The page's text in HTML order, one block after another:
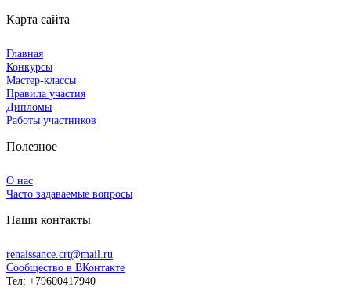
Карта сайта
Главная
Конкурсы
Мастер-классы
Правила участия
Дипломы
Работы участников
Полезное
О нас
Часто задаваемые вопросы
Наши контакты
renaissance.crt@mail.ru
Сообщество в ВКонтакте
Тел: +79600417940